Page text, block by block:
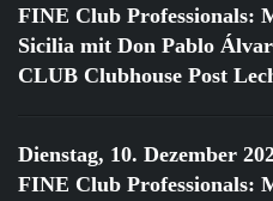
FINE Club Professionals:
Sicilia mit Don Pablo
CLUB Clubhouse Post
Dienstag, 10. Dezember
FINE Club Professionals: